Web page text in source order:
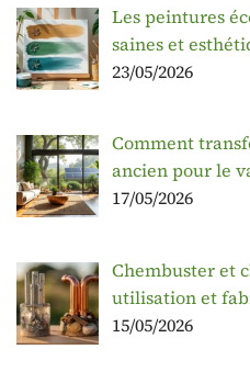
Les peintures
saines et
23/05/2026
Comment
ancien pour le
17/05/2026
Chembuster et
utilisation et
15/05/2026